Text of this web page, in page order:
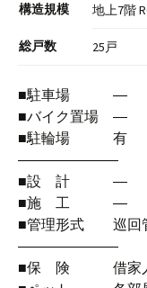
構造規模 地上7階
総戸数 25戸
■駐車場 ―
■バイク置場 ―
■駐輪場 有
―――――――
■設 計 ―
■施 工 ―
■管理形式 巡回
―――――――
■保 険 借家人賠